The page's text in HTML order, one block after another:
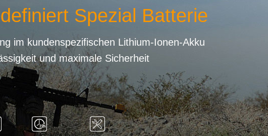
Spezial Batterie
im kundenspezifischen Lithium-Ionen-Akku
und maximale Sicherheit